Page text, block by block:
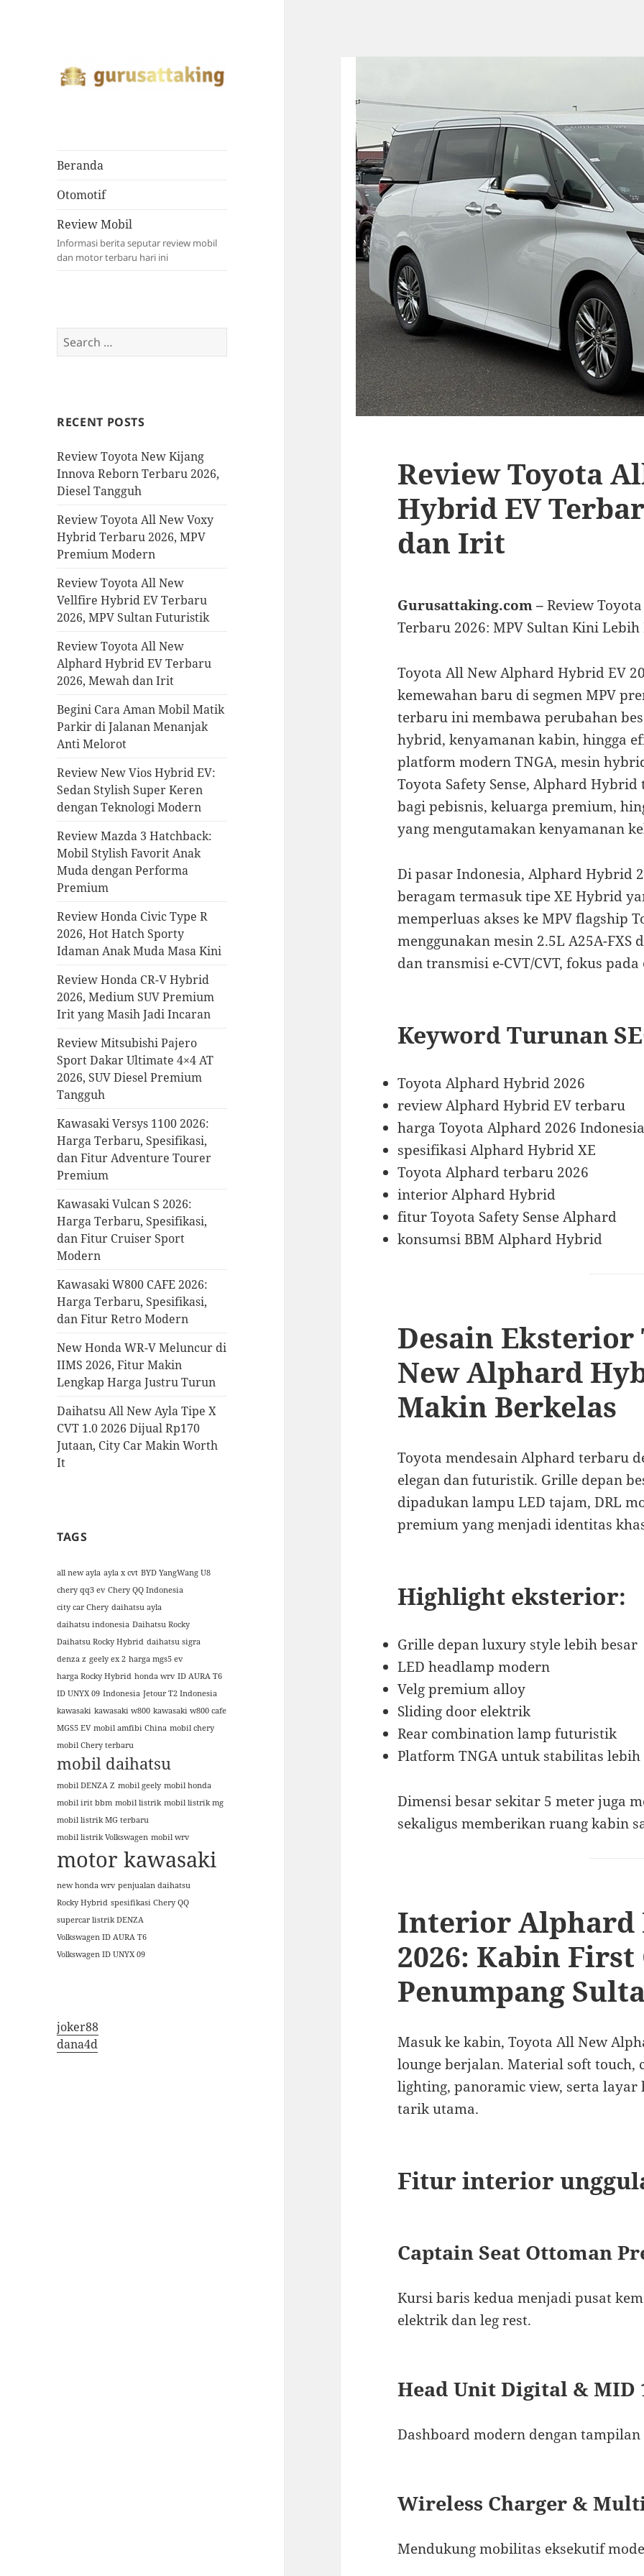
Terbaru Hari Ini
Beranda
Otomotif
Review Mobil
Informasi berita seputar review mobil
dan motor terbaru hari ini
Search
for:
RECENT POSTS
Review Toyota New Kijang
Innova Reborn Terbaru 2026,
Diesel Tangguh
Review Toyota All New Voxy
Hybrid Terbaru 2026, MPV
Premium Modern
Review Toyota All New
Vellfire Hybrid EV Terbaru
2026, MPV Sultan Futuristik
Review Toyota All New
Alphard Hybrid EV Terbaru
2026, Mewah dan Irit
Begini Cara Aman Mobil Matik
Parkir di Jalanan Menanjak
Anti Melorot
Review New Vios Hybrid EV:
Sedan Stylish Super Keren
dengan Teknologi Modern
Review Mazda 3 Hatchback:
Mobil Stylish Favorit Anak
Muda dengan Performa
Premium
Review Honda Civic Type R
2026, Hot Hatch Sporty
Idaman Anak Muda Masa Kini
Review Honda CR-V Hybrid
2026, Medium SUV Premium
Irit yang Masih Jadi Incaran
Review Mitsubishi Pajero
Sport Dakar Ultimate 4×4 AT
2026, SUV Diesel Premium
Tangguh
Kawasaki Versys 1100 2026:
Harga Terbaru, Spesifikasi,
dan Fitur Adventure Tourer
Premium
Kawasaki Vulcan S 2026:
Harga Terbaru, Spesifikasi,
dan Fitur Cruiser Sport
Modern
Kawasaki W800 CAFE 2026:
Harga Terbaru, Spesifikasi,
dan Fitur Retro Modern
New Honda WR-V Meluncur di
IIMS 2026, Fitur Makin
Lengkap Harga Justru Turun
Daihatsu All New Ayla Tipe X
CVT 1.0 2026 Dijual Rp170
Jutaan, City Car Makin Worth
It
TAGS
all new ayla ayla x cvt BYD YangWang U8
chery qq3 ev Chery QQ Indonesia
city car Chery daihatsu ayla
daihatsu indonesia Daihatsu Rocky
Daihatsu Rocky Hybrid daihatsu sigra
denza z geely ex 2 harga mgs5 ev
harga Rocky Hybrid honda wrv ID AURA T6
ID UNYX 09 Indonesia Jetour T2 Indonesia
kawasaki kawasaki w800 kawasaki w800 cafe
MGS5 EV mobil amfibi China mobil chery
mobil Chery terbaru
mobil daihatsu
mobil DENZA Z mobil geely mobil honda
mobil irit bbm mobil listrik mobil listrik mg
mobil listrik MG terbaru
mobil listrik Volkswagen mobil wrv
motor kawasaki
new honda wrv penjualan daihatsu
Rocky Hybrid spesifikasi Chery QQ
supercar listrik DENZA
Volkswagen ID AURA T6
Volkswagen ID UNYX 09
joker88
dana4d
Review Toyota
Hybrid EV
dan Irit
Gurusattaking.com –Review
Terbaru 2026: MPV Sultan Kini
Toyota All New Alphard Hybrid EV
kemewahan baru di segmen MPV
terbaru ini membawa perubahan
hybrid, kenyamanan kabin, hingga
platform modern TNGA, mesin
Toyota Safety Sense, Alphard
bagi pebisnis, keluarga premium,
yang mengutamakan kenyamanan
Di pasar Indonesia, Alphard Hybrid
beragam termasuk tipe XE Hybrid
memperluas akses ke MPV flagship
menggunakan mesin 2.5L A25A-FXS
dan transmisi e-CVT/CVT, fokus
Keyword Turunan
Toyota Alphard Hybrid 2026
review Alphard Hybrid EV terbaru
harga Toyota Alphard 2026
spesifikasi Alphard Hybrid XE
Toyota Alphard terbaru 2026
interior Alphard Hybrid
fitur Toyota Safety Sense Alphard
konsumsi BBM Alphard Hybrid
Desain
New Alphard
Makin Berkelas
Toyota mendesain Alphard terbaru
elegan dan futuristik. Grille depan
dipadukan lampu LED tajam, DRL
premium yang menjadi identitas
Highlight eksterior:
Grille depan luxury style lebih besar
LED headlamp modern
Velg premium alloy
Sliding door elektrik
Rear combination lamp futuristik
Platform TNGA untuk stabilitas
Dimensi besar sekitar 5 meter juga
sekaligus memberikan ruang kabin
Interior Alphard
2026: Kabin
Penumpang
Masuk ke kabin, Toyota All New
lounge berjalan. Material soft touch,
lighting, panoramic view, serta
tarik utama.
Fitur interior
Captain Seat Ottoman
Kursi baris kedua menjadi pusat
elektrik dan leg rest.
Head Unit Digital & MID
Dashboard modern dengan
Wireless Charger &
Mendukung mobilitas eksekutif